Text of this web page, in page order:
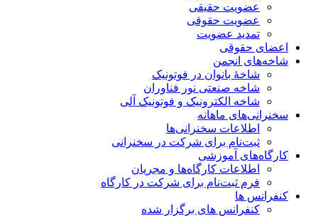
عضویت حقیقی
عضویت حقوقی
تمدید عضویت
اعضای حقوقی
شاخه‌های انجمن
شاخۀ بانوان در فوتونیک
شاخه صنعتی نور فناوران
شاخه‌ الکترونیک و فوتونیک آلی
سخنرانی‌های ماهانه
اطلاعات سخنرانی‌‌ها
ثبت‌نام برای شرکت در سخنرانی
کارگاه‌های آموزشی
اطلاعات کارگاه‌ها و مجریان
فرم ثبت‌نام برای شرکت در کارگاه
کنفرانس ها
کنفرانس های برگزار شده